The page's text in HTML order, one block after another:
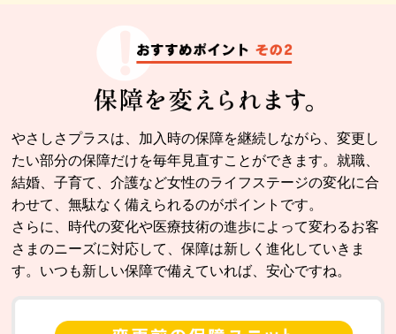
やさしさプラスは、加入時の保障を継続しながら、変更し
たい部分の保障だけを毎年見直すことができます。就職、
結婚、子育て、介護など女性のライフステージの変化に合
わせて、無駄なく備えられるのがポイントです。
さらに、時代の変化や医療技術の進歩によって変わるお客
さまのニーズに対応して、保障は新しく進化していきま
す。いつも新しい保障で備えていれば、安心ですね。